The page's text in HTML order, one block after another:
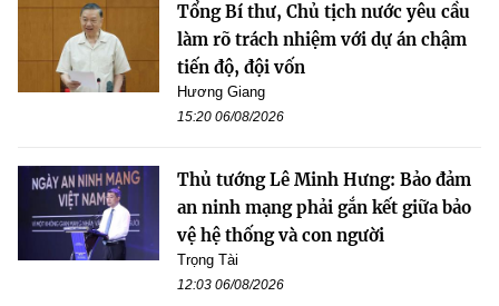
Tổng Bí thư, Chủ tịch nước yêu cầu
làm rõ trách nhiệm với dự án chậm
tiến độ, đội vốn
Hương Giang
15:20 06/08/2026
Thủ tướng Lê Minh Hưng: Bảo đảm
an ninh mạng phải gắn kết giữa bảo
vệ hệ thống và con người
Trọng Tài
12:03 06/08/2026